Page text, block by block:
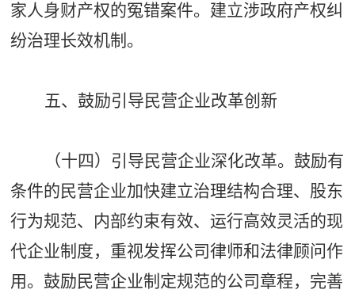
家人身财产权的冤错案件。建立涉政府产权纠
纷治理长效机制。
五、鼓励引导民营企业改革创新
（十四）引导民营企业深化改革。鼓励有
条件的民营企业加快建立治理结构合理、股东
行为规范、内部约束有效、运行高效灵活的现
代企业制度，重视发挥公司律师和法律顾问作
用。鼓励民营企业制定规范的公司章程，完善